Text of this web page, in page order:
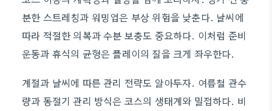
분한 스트레칭과 워밍업은 부상 위험을 낮춘다. 날씨에
따라 적절한 의복과 수분 보충도 중요하다. 이처럼 준비
운동과 휴식의 균형은 플레이의 질을 크게 좌우한다.
계절과 날씨에 따른 관리 전략도 알아두자. 여름철 관수
량과 동절기 관리 방식은 코스의 생태계와 밀접하다. 비